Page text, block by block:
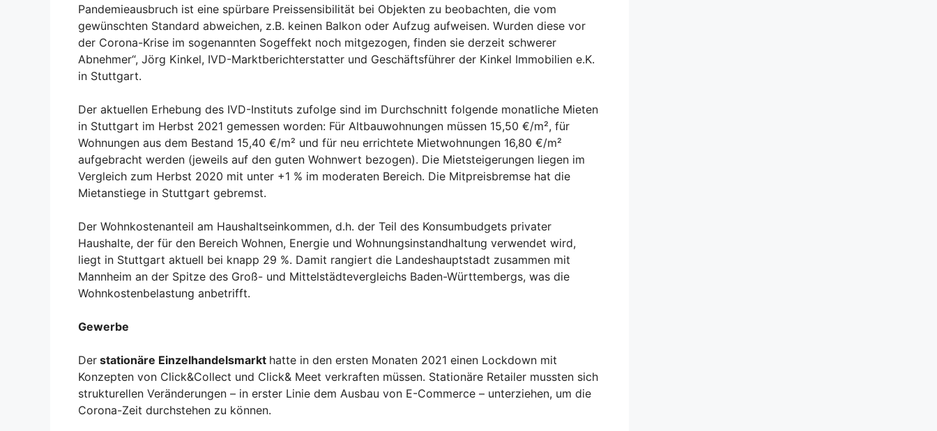
Pandemieausbruch ist eine spürbare Preissensibilität bei Objekten zu beobachten, die vom
gewünschten Standard abweichen, z.B. keinen Balkon oder Aufzug aufweisen. Wurden diese vor
der Corona-Krise im sogenannten Sogeffekt noch mitgezogen, finden sie derzeit schwerer
Abnehmer“, Jörg Kinkel, IVD-Marktberichterstatter und Geschäftsführer der Kinkel Immobilien e.K.
in Stuttgart.
Der aktuellen Erhebung des IVD-Instituts zufolge sind im Durchschnitt folgende monatliche Mieten
in Stuttgart im Herbst 2021 gemessen worden: Für Altbauwohnungen müssen 15,50 €/m², für
Wohnungen aus dem Bestand 15,40 €/m² und für neu errichtete Mietwohnungen 16,80 €/m²
aufgebracht werden (jeweils auf den guten Wohnwert bezogen). Die Mietsteigerungen liegen im
Vergleich zum Herbst 2020 mit unter +1 % im moderaten Bereich. Die Mitpreisbremse hat die
Mietanstiege in Stuttgart gebremst.
Der Wohnkostenanteil am Haushaltseinkommen, d.h. der Teil des Konsumbudgets privater
Haushalte, der für den Bereich Wohnen, Energie und Wohnungsinstandhaltung verwendet wird,
liegt in Stuttgart aktuell bei knapp 29 %. Damit rangiert die Landeshauptstadt zusammen mit
Mannheim an der Spitze des Groß- und Mittelstädtevergleichs Baden-Württembergs, was die
Wohnkostenbelastung anbetrifft.
Gewerbe
Der stationäre Einzelhandelsmarkt hatte in den ersten Monaten 2021 einen Lockdown mit
Konzepten von Click&Collect und Click& Meet verkraften müssen. Stationäre Retailer mussten sich
strukturellen Veränderungen – in erster Linie dem Ausbau von E-Commerce – unterziehen, um die
Corona-Zeit durchstehen zu können.